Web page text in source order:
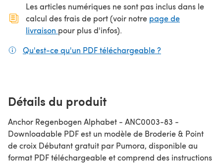
Les articles numériques ne sont pas inclus dans le
calcul des frais de port (voir notre page de
livraison (s'ouvre dans un nouvel onglet)
pour plus d'infos).
Qu'est-ce qu'un PDF téléchargeable ?
Détails du produit
Anchor Regenbogen Alphabet - ANC0003-83 -
Downloadable PDF est un modèle de Broderie & Point
de croix Débutant gratuit par Pumora, disponible au
format PDF téléchargeable et comprend des instructions